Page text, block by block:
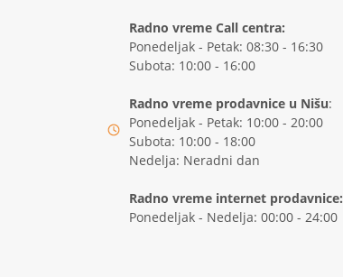
Radno vreme Call centra:
Ponedeljak - Petak: 08:30 - 16:30
Subota: 10:00 - 16:00
Radno vreme prodavnice u Nišu:
Ponedeljak - Petak: 10:00 - 20:00
Subota: 10:00 - 18:00
Nedelja: Neradni dan
Radno vreme internet prodavnice:
Ponedeljak - Nedelja: 00:00 - 24:00